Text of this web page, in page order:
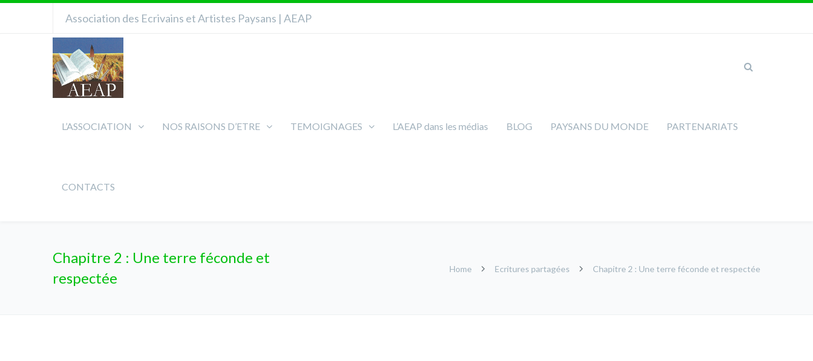
Association des Ecrivains et Artistes Paysans | AEAP
L’ASSOCIATION NOS RAISONS D’ETRE TEMOIGNAGES L’AEAP dans les médias BLOG PAYSANS DU MONDE PARTENARIATS
CONTACTS
Chapitre 2 : Une terre féconde et
respectée
Home Ecritures partagées Chapitre 2 : Une terre féconde et respectée